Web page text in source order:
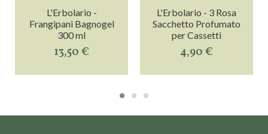
L'Erbolario -
Frangipani Bagnogel
300 ml
13,50 €
L'Erbolario - 3 Rosa
Sacchetto Profumato
per Cassetti
4,90 €